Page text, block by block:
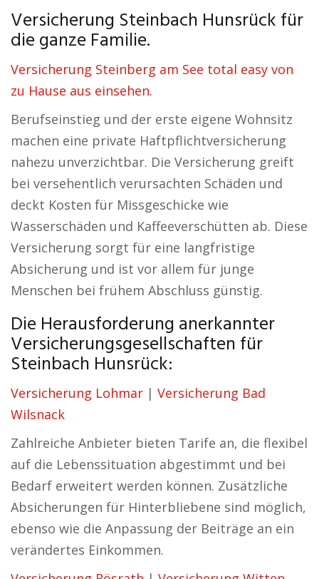
Versicherung Steinbach Hunsrück für
die ganze Familie.
Versicherung Steinberg am See total easy von
zu Hause aus einsehen.
Berufseinstieg und der erste eigene Wohnsitz
machen eine private Haftpflichtversicherung
nahezu unverzichtbar. Die Versicherung greift
bei versehentlich verursachten Schäden und
deckt Kosten für Missgeschicke wie
Wasserschäden und Kaffeeverschütten ab. Diese
Versicherung sorgt für eine langfristige
Absicherung und ist vor allem für junge
Menschen bei frühem Abschluss günstig.
Die Herausforderung anerkannter
Versicherungsgesellschaften für
Steinbach Hunsrück:
Versicherung Lohmar | Versicherung Bad
Wilsnack
Zahlreiche Anbieter bieten Tarife an, die flexibel
auf die Lebenssituation abgestimmt und bei
Bedarf erweitert werden können. Zusätzliche
Absicherungen für Hinterbliebene sind möglich,
ebenso wie die Anpassung der Beiträge an ein
verändertes Einkommen.